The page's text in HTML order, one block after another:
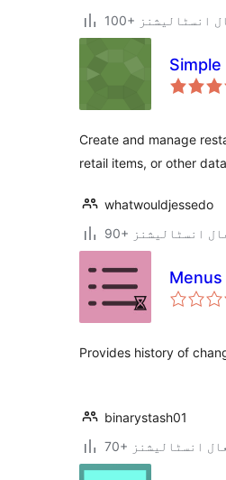
فعال انسٹالیشنز
Create and manage
retail items, or other
whatwouldjessedo
فعال انسٹالیشنز
Provides history of
binarystash01
فعال انسٹالیشنز